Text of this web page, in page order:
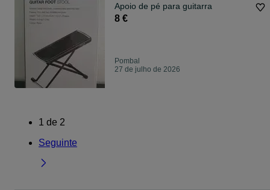
Apoio de pé para guitarra
8 €
Pombal
27 de julho de 2026
1 de 2
Seguinte